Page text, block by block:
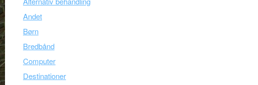
Andet
Børn
Bredbånd
Computer
Destinationer